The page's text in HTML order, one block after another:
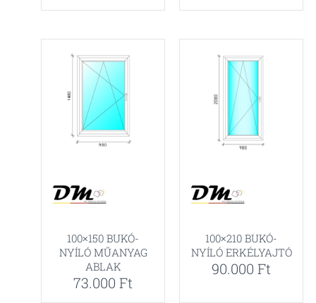
100×150 BUKÓ-
NYÍLÓ MŰANYAG
ABLAK
73.000 Ft
100×210 BUKÓ-
NYÍLÓ ERKÉLYAJTÓ
90.000 Ft